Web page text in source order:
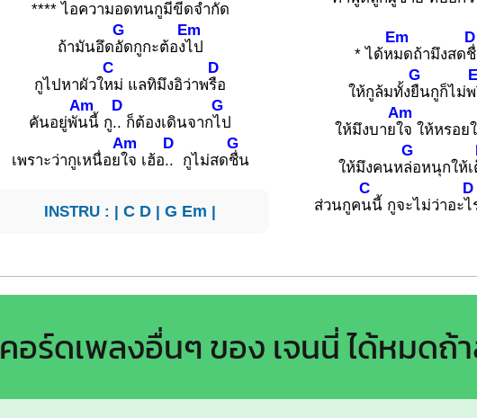
**** ไอความอดทนกูมีขีดจำกัด
ถ้ามันอึด
G
อัดกูกะต้อง
Em
ไป
กูไปหาผัวใ
C
หม่ แลทิมึงอิว่าพ
D
รือ
คันอยู่พั
Am
นนี้ กู
D
.. ก็ต้องเดินจาก
G
ไป
เพราะว่ากูเหนื่อย
Am
ใจ เฮ้อ
D
.. กูไม่สด
G
ชื่น
INSTRU : |C D |G Em |
* ได้ห
Em
มดถ้ามึงสด
D
ให้กูล้มทั้ง
G
ยืนกูก็ไม่พ
ให้มึงบาย
Am
ใจ ให้หรอย
ให้มึงคนห
G
ล่อหนุกให้
ส่วนกูค
C
นนี้ กูจะไม่ว่าอะ
D
ไ
คอร์ดเพลงอื่นๆ ของ เจนนี่ ได้หมดถ้